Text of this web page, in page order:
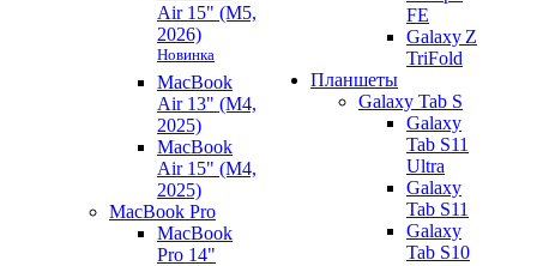
Air 15" (M5,
2026)
Новинка
MacBook
Air 13" (M4,
2025)
MacBook
Air 15" (M4,
2025)
MacBook Pro
MacBook
Pro 14"
FE
Galaxy Z
TriFold
Планшеты
Galaxy Tab S
Galaxy
Tab S11
Ultra
Galaxy
Tab S11
Galaxy
Tab S10